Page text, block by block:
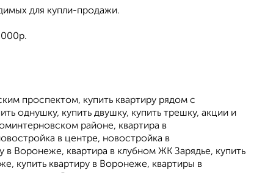
для купли-продажи.
проспектом, купить квартиру рядом с
однушку, купить двушку, купить трешку, акции и
районе, квартира в
в центре, новостройка в
в Воронеже, квартира в клубном ЖК Зарядье, купить
купить квартиру в Воронеже, квартиры в